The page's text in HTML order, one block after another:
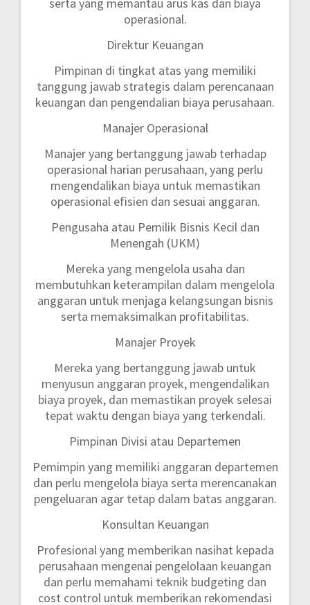
operasional.
Direktur Keuangan
Pimpinan di tingkat atas yang memiliki
tanggung jawab strategis dalam perencanaan
keuangan dan pengendalian biaya perusahaan.
Manajer Operasional
Manajer yang bertanggung jawab terhadap
operasional harian perusahaan, yang perlu
mengendalikan biaya untuk memastikan
operasional efisien dan sesuai anggaran.
Pengusaha atau Pemilik Bisnis Kecil dan
Menengah (UKM)
Mereka yang mengelola usaha dan
membutuhkan keterampilan dalam mengelola
anggaran untuk menjaga kelangsungan bisnis
serta memaksimalkan profitabilitas.
Manajer Proyek
Mereka yang bertanggung jawab untuk
menyusun anggaran proyek, mengendalikan
biaya proyek, dan memastikan proyek selesai
tepat waktu dengan biaya yang terkendali.
Pimpinan Divisi atau Departemen
Pemimpin yang memiliki anggaran departemen
dan perlu mengelola biaya serta merencanakan
pengeluaran agar tetap dalam batas anggaran.
Konsultan Keuangan
Profesional yang memberikan nasihat kepada
perusahaan mengenai pengelolaan keuangan
dan perlu memahami teknik budgeting dan
cost control untuk memberikan rekomendasi